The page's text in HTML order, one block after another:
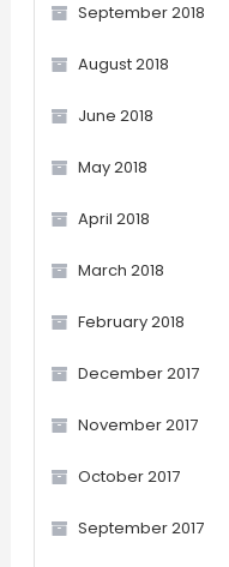
September 2018
August 2018
June 2018
May 2018
April 2018
March 2018
February 2018
December 2017
November 2017
October 2017
September 2017